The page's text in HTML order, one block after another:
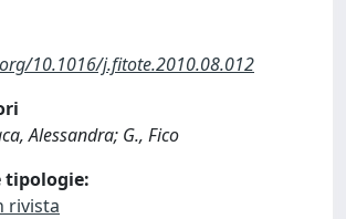
10.1016/j.fitote.2010.08.012
Alessandra; G., Fico
tipologie:
rivista